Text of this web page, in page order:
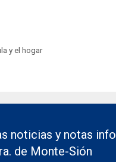
y el hogar
noticias y notas
de Monte-Sión